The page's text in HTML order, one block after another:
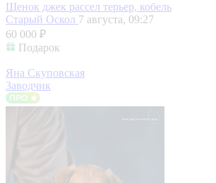
Щенок джек рассел терьер, кобель
Старый Оскол 7 августа, 09:27
60 000 ₽
Подарок
Яна Скуповская
Заводчик